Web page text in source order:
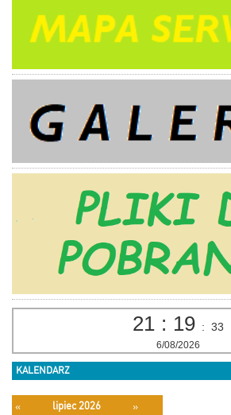
21 : 19 : 33
6/08/2026
KALENDARZ
« lipiec 2026
»